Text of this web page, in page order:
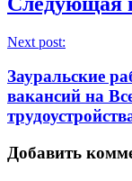
Next post:
Зауральские
вакансий на
Добавить